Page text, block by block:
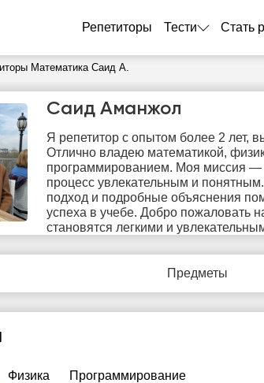
Репетиторы Тести Стать
Математика Саид А.
Саид Аманжол
Я репетитор с опытом более 2 лет,
Отлично владею математикой,
программированием. Моя миссия —
процесс увлекательным и
подход и подробные объяснения
успеха в учебе. Добро пожаловать
становятся легкими и
Предметы
Физика Программирование
6
пт
7
сб
8
20:00
10:30
18:00
19:00